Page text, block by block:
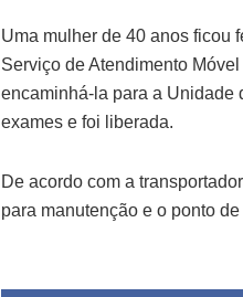
Uma mulher de 40 anos ficou
Serviço de Atendimento
encaminhá-la para a Unidade
exames e foi liberada.
De acordo com a
para manutenção e o ponto